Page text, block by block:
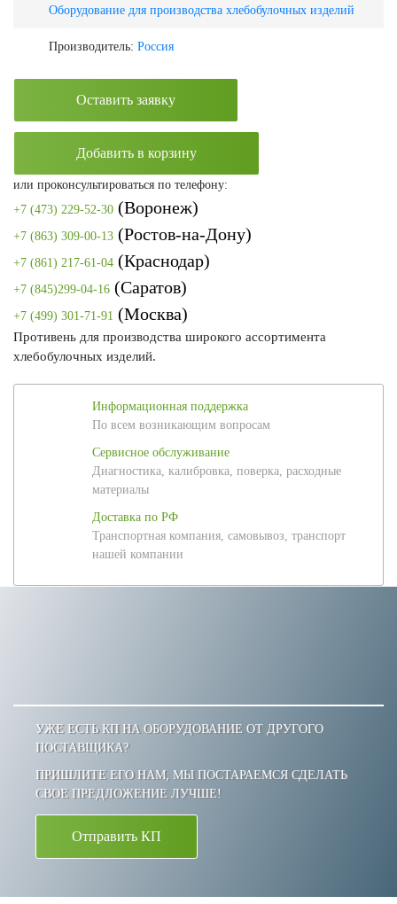
Оборудование для производства хлебобулочных изделий
Производитель: Россия
Оставить заявку
Добавить в корзину
или проконсультироваться по телефону:
+7 (473) 229-52-30 (Воронеж)
+7 (863) 309-00-13 (Ростов-на-Дону)
+7 (861) 217-61-04 (Краснодар)
+7 (845)299-04-16 (Саратов)
+7 (499) 301-71-91 (Москва)
Противень для производства широкого ассортимента
хлебобулочных изделий.
Информационная поддержка
По всем возникающим вопросам
Сервисное обслуживание
Диагностика, калибровка, поверка, расходные
материалы
Доставка по РФ
Транспортная компания, самовывоз, транспорт
нашей компании
УЖЕ ЕСТЬ КП НА ОБОРУДОВАНИЕ ОТ ДРУГОГО
ПОСТАВЩИКА?
ПРИШЛИТЕ ЕГО НАМ, МЫ ПОСТАРАЕМСЯ СДЕЛАТЬ
СВОЕ ПРЕДЛОЖЕНИЕ ЛУЧШЕ!
Отправить КП